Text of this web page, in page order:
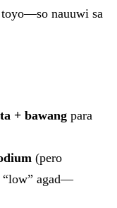
toyo—so nauuwi sa
+ bawang para
(pero
“low” agad—